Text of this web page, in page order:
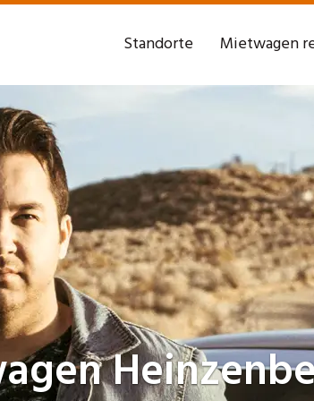
Standorte Mietwagen